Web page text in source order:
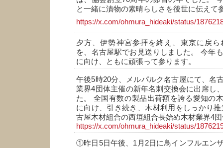
と一緒に漬物の素晴らしさを後世に伝えて
https://x.com/ohmura_hideaki/status/
夕方、伊勢神宮参拝を終え、東京に戻
を、名古屋駅でお見送りしました。 今年
に向け、ともに頑張って参ります。
午後5時20分、メルパルク名古屋にて、名
業界4団体主催の新年名刺交換会に出席し
た。 全国有数の製品出荷額を誇る愛知の
に向け、引き続き、木材利用をしっかり
古屋木材組合の西垣組合長始め木材業界4
https://x.com/ohmura_hideaki/status/
①昨日5日午後、1月2日に鳥インフルエン